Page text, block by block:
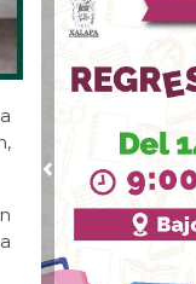
En Rincón de
por
Ago 05, 2026 / 18:42
Alcalde de
Ago 05, 2026 / 18:17
Alcalde de
previo a la
Previous